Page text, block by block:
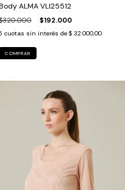
ALMA VLI25512
$192.000
cuotas sin interés de $ 32.000,00
COMPRAR